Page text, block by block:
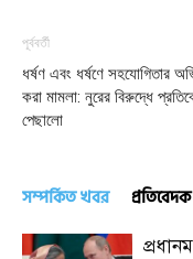
পূর্ববর্তী
ধর্ষণ এবং ধর্ষণে সহযোগিতার
করা মামলা: নুরের বিরুদ্ধে
পেছালো
সম্পর্কিত খবর